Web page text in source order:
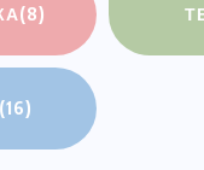
(8)
(16)